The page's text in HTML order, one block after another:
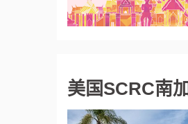
美国SCRC南